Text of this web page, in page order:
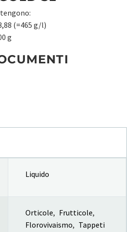
(=465 g/l)
g
Liquido
Orticole, Frutticole,
Florovivaismo, Tappeti